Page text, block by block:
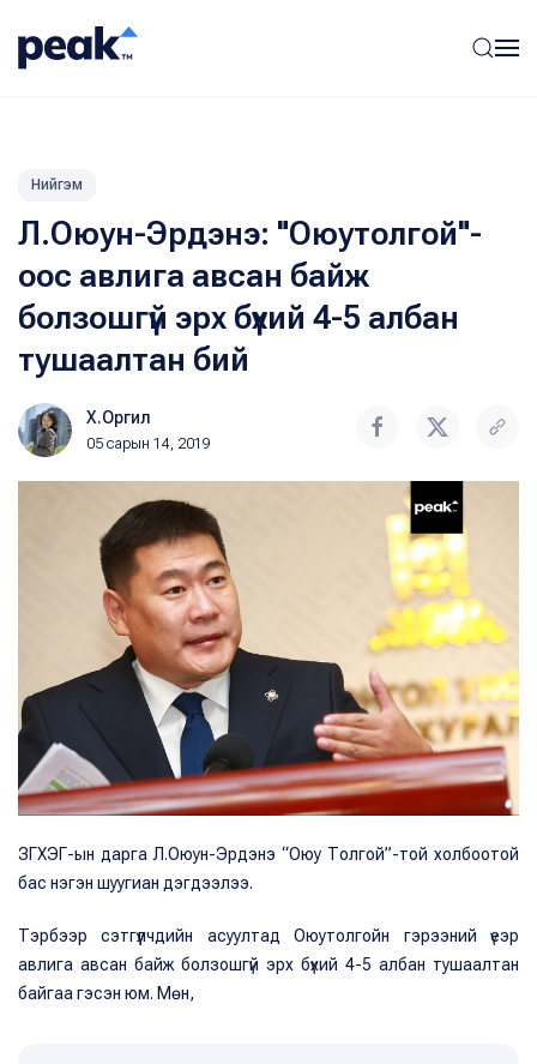
Нийгэм
Л.Оюун-Эрдэнэ: "Оюутолгой"-
оос авлига авсан байж
болзошгүй эрх бүхий 4-5 албан
тушаалтан бий
Х.Оргил
05 сарын 14, 2019
ЗГХЭГ-ын дарга Л.Оюун-Эрдэнэ “Оюу Толгой”-той холбоотой
бас нэгэн шуугиан дэгдээлээ.
Тэрбээр сэтгүүлчдийн асуултад Оюутолгойн гэрээний үеэр
авлига авсан байж болзошгүй эрх бүхий 4-5 албан тушаалтан
байгаа гэсэн юм. Мөн,